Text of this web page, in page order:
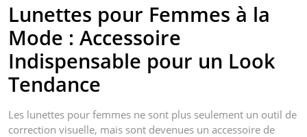
Lunettes pour Femmes à la
Mode : Accessoire
Indispensable pour un Look
Tendance
Les lunettes pour femmes ne sont plus seulement un outil de
correction visuelle, mais sont devenues un accessoire de